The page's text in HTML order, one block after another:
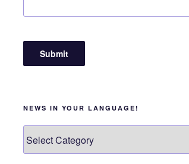
NEWS IN YOUR LANGUAGE!
in
your